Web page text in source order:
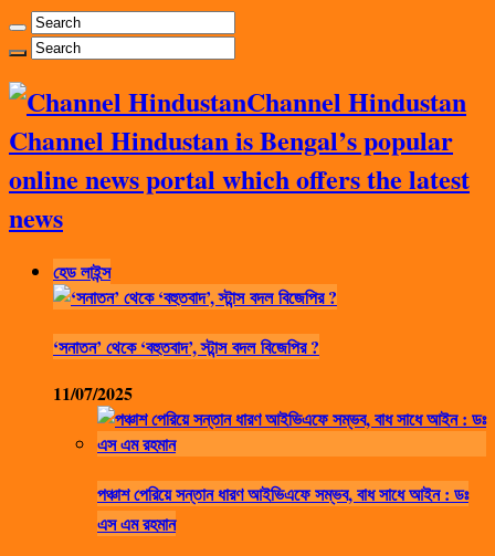
Channel Hindustan
Channel Hindustan is Bengal’s popular
online news portal which offers the latest
news
হেড লাইন্স
‘সনাতন’ থেকে ‘বহুতবাদ’, স্টান্স বদল বিজেপির ?
11/07/2025
পঞ্চাশ পেরিয়ে সন্তান ধারণ আইভিএফে সম্ভব, বাধ সাধে আইন : ডঃ
এস এম রহমান